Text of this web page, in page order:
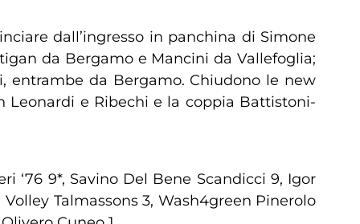
dall’ingresso in panchina di Simone
da Bergamo e Mancini da Vallefoglia;
entrambe da Bergamo. Chiudono le new
e Ribechi e la coppia Battistoni-
‘76 9*, Savino Del Bene Scandicci 9, Igor
Talmassons 3, Wash4green Pinerolo